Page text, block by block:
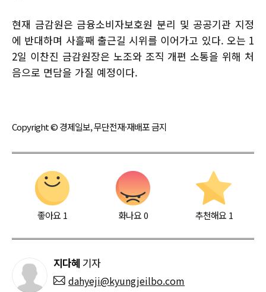
현재 금감원은 금융소비자보호원 분리 및 공공기관 지정
에 반대하며 사흘째 출근길 시위를 이어가고 있다. 오는 1
2일 이찬진 금감원장은 노조와 조직 개편 소통을 위해 처
음으로 면담을 가질 예정이다.
Copyright © 경제일보, 무단전재·재배포 금지
좋아요 1 화나요0 추천해요 1
지다혜 기자
dahyeji@kyungjeilbo.com